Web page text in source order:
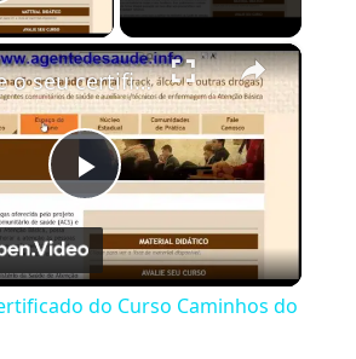
×
Play Video
Pegue o seu certificado do Curso Caminhos do Cuidado
do Curso Caminhos do